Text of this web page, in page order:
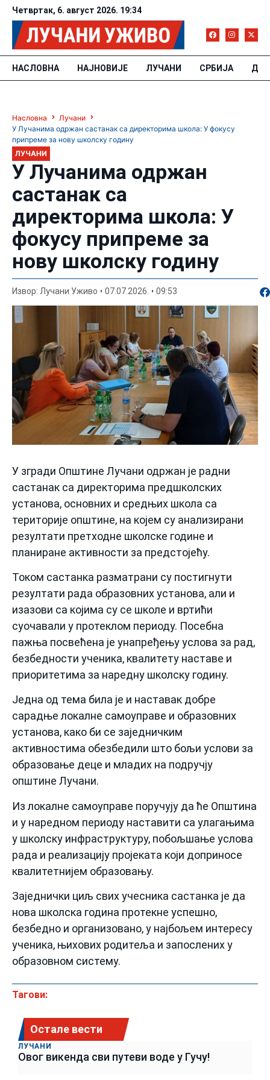
Четвртак, 6. август 2026. 19:34
НАСЛОВНА НАЈНОВИЈЕ ЛУЧАНИ СРБИЈА
Насловна
Лучани
У Лучанима одржан састанак са директорима школа: У фокусу
припреме за нову школску годину
ЛУЧАНИ
У Лучанима одржан
састанак са
директорима школа: У
фокусу припреме за
нову школску годину
Извор: Лучани Уживо 07.07.2026. 09:53
У згради Општине Лучани одржан је радни
састанак са директорима предшколских
установа, основних и средњих школа са
територије општине, на којем су анализирани
резултати претходне школске године и
планиране активности за предстојећу.
Током састанка разматрани су постигнути
резултати рада образовних установа, али и
изазови са којима су се школе и вртићи
суочавали у протеклом периоду. Посебна
пажња посвећена је унапређењу услова за рад,
безбедности ученика, квалитету наставе и
приоритетима за наредну школску годину.
Једна од тема била је и наставак добре
сарадње локалне самоуправе и образовних
установа, како би се заједничким
активностима обезбедили што бољи услови за
образовање деце и младих на подручју
општине Лучани.
Из локалне самоуправе поручују да ће Општина
и у наредном периоду наставити са улагањима
у школску инфраструктуру, побољшање услова
рада и реализацију пројеката који доприносе
квалитетнијем образовању.
Заједнички циљ свих учесника састанка је да
нова школска година протекне успешно,
безбедно и организовано, у најбољем интересу
ученика, њихових родитеља и запослених у
образовном систему.
Тагови:
Остале вести
ЛУЧАНИ
Овог викенда сви путеви воде у Гучу!